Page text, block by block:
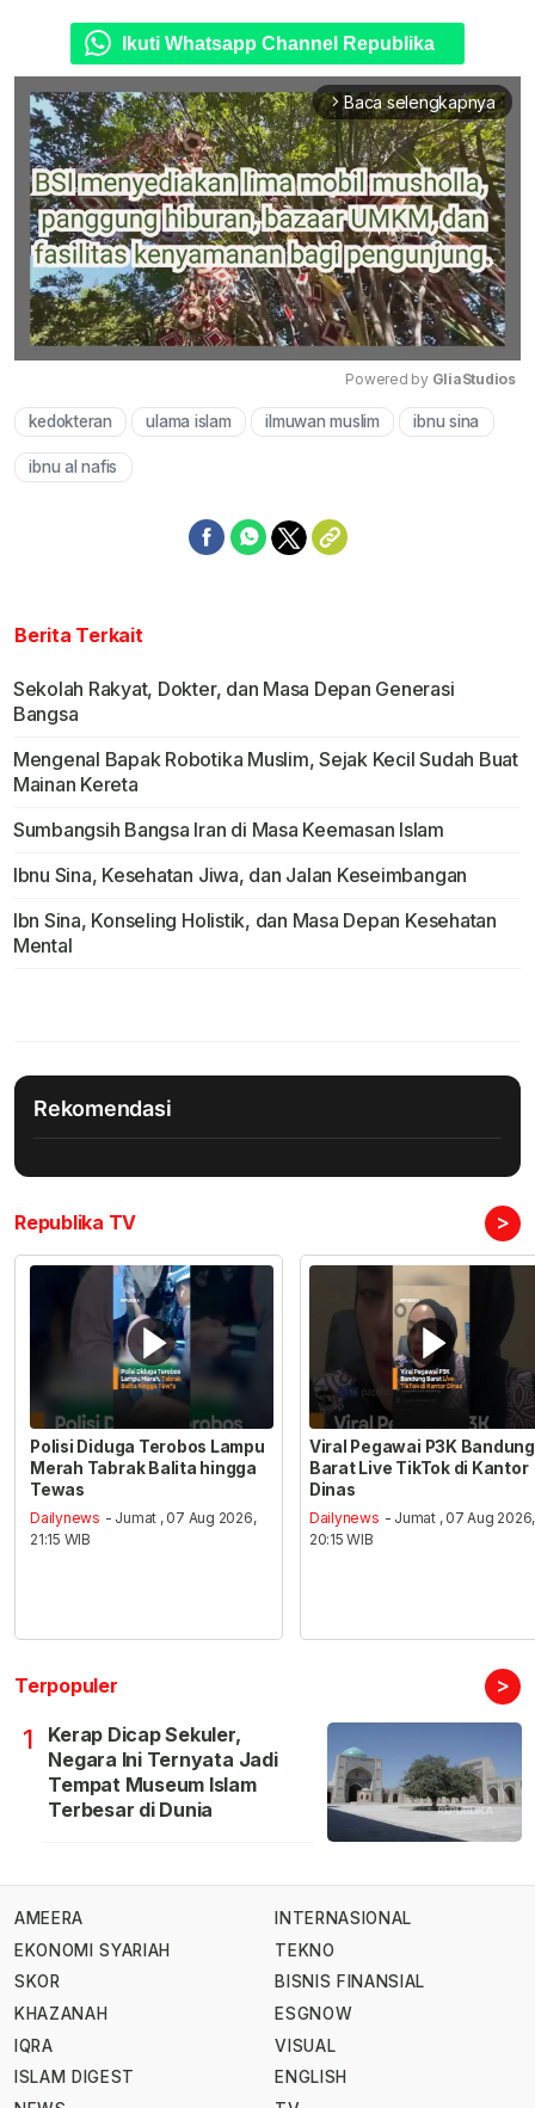
Ikuti Whatsapp Channel Republika
arrow_forward_ios Baca selengkapnya
Mute
Powered by GliaStudios
kedokteran ulama islam ilmuwan muslim ibnu sina
ibnu al nafis
Berita Terkait
Sekolah Rakyat, Dokter, dan Masa Depan Generasi
Bangsa
Mengenal Bapak Robotika Muslim, Sejak Kecil Sudah Buat
Mainan Kereta
Sumbangsih Bangsa Iran di Masa Keemasan Islam
Ibnu Sina, Kesehatan Jiwa, dan Jalan Keseimbangan
Ibn Sina, Konseling Holistik, dan Masa Depan Kesehatan
Mental
Rekomendasi
Republika TV >
Polisi Diduga Terobos Lampu
Merah Tabrak Balita hingga
Tewas
Dailynews - Jumat , 07 Aug 2026,
21:15 WIB
Viral Pegawai P3K Bandung
Barat Live TikTok di Kantor
Dinas
Dailynews - Jumat , 07 Aug 2026,
20:15 WIB
Terpopuler >
1
Kerap Dicap Sekuler,
Negara Ini Ternyata Jadi
Tempat Museum Islam
Terbesar di Dunia
AMEERA
EKONOMI SYARIAH
SKOR
KHAZANAH
IQRA
ISLAM DIGEST
INTERNASIONAL
TEKNO
BISNIS FINANSIAL
ESGNOW
VISUAL
ENGLISH